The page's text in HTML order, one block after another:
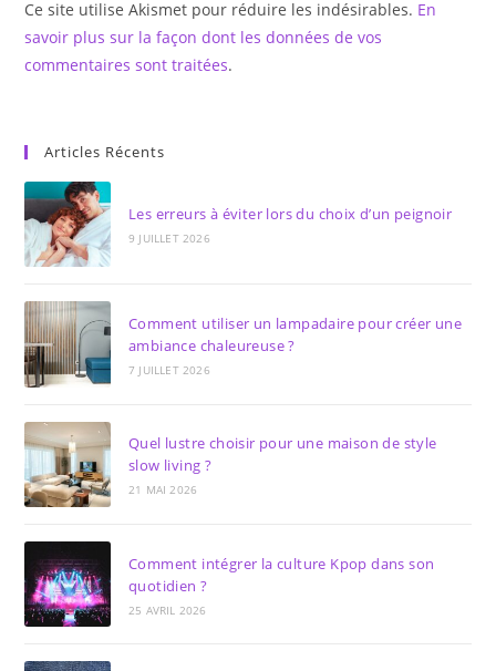
comment
Ce site utilise Akismet pour réduire les indésirables. En
savoir plus sur la façon dont les données de vos
commentaires sont traitées.
Articles Récents
Les erreurs à éviter lors du choix d’un peignoir
9 JUILLET 2026
Comment utiliser un lampadaire pour créer une
ambiance chaleureuse ?
7 JUILLET 2026
Quel lustre choisir pour une maison de style
slow living ?
21 MAI 2026
Comment intégrer la culture Kpop dans son
quotidien ?
25 AVRIL 2026